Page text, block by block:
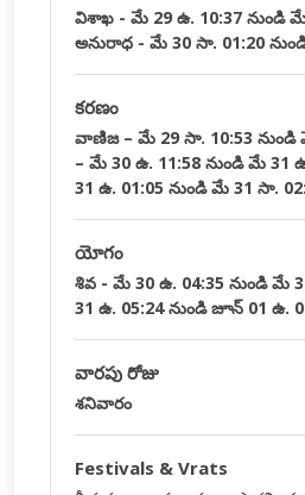
విశాఖ - మే 29 ఉ. 10:37 నుండి
అనురాధ - మే 30 సా. 01:20
కరణం
వాణిజ – మే 29 సా. 10:53 నుండి
– మే 30 ఉ. 11:58 నుండి మే 31
31 ఉ. 01:05 నుండి మే 31 సా.
యోగం
శివ - మే 30 ఉ. 04:35 నుండి మే
31 ఉ. 05:24 నుండి జూన్ 01 ఉ.
వారపు రోజు
శనివారం
Festivals & Vrats